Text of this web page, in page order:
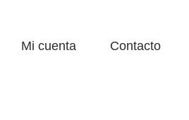
Mi cuenta Contacto